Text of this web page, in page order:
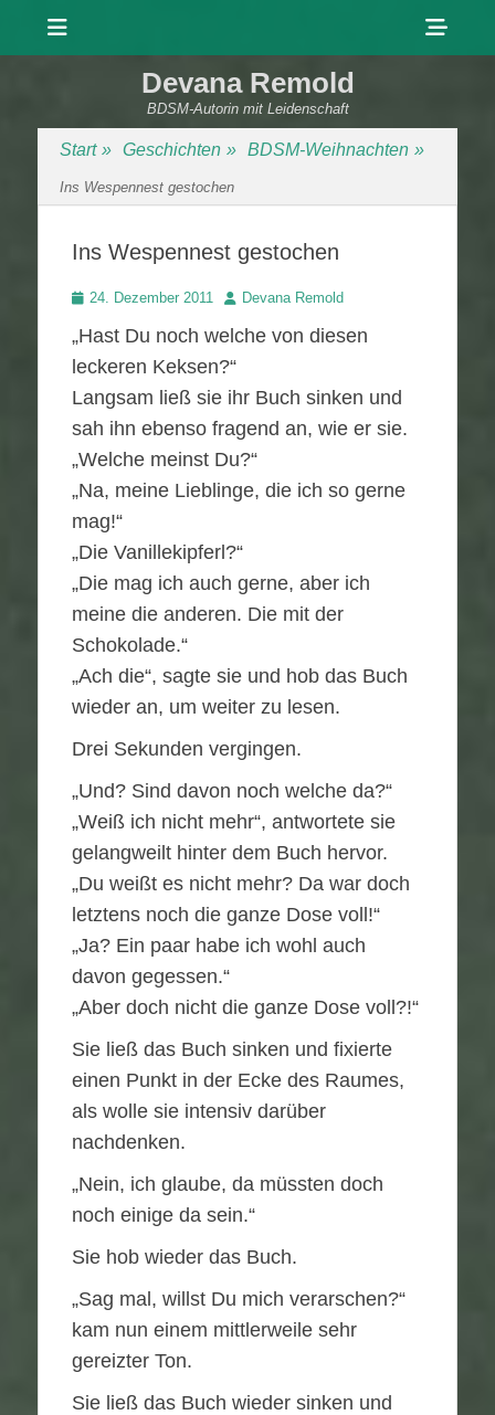
Devana Remold
BDSM-Autorin mit Leidenschaft
Start » Geschichten » BDSM-Weihnachten »
Ins Wespennest gestochen
Ins Wespennest gestochen
Veröffentlicht
24. Dezember 2011 AutorDevana Remold
„Hast Du noch welche von diesen
leckeren Keksen?“
Langsam ließ sie ihr Buch sinken und
sah ihn ebenso fragend an, wie er sie.
„Welche meinst Du?“
„Na, meine Lieblinge, die ich so gerne
mag!“
„Die Vanillekipferl?“
„Die mag ich auch gerne, aber ich
meine die anderen. Die mit der
Schokolade.“
„Ach die“, sagte sie und hob das Buch
wieder an, um weiter zu lesen.
Drei Sekunden vergingen.
„Und? Sind davon noch welche da?“
„Weiß ich nicht mehr“, antwortete sie
gelangweilt hinter dem Buch hervor.
„Du weißt es nicht mehr? Da war doch
letztens noch die ganze Dose voll!“
„Ja? Ein paar habe ich wohl auch
davon gegessen.“
„Aber doch nicht die ganze Dose voll?!“
Sie ließ das Buch sinken und fixierte
einen Punkt in der Ecke des Raumes,
als wolle sie intensiv darüber
nachdenken.
„Nein, ich glaube, da müssten doch
noch einige da sein.“
Sie hob wieder das Buch.
„Sag mal, willst Du mich verarschen?“
kam nun einem mittlerweile sehr
gereizter Ton.
Sie ließ das Buch wieder sinken und